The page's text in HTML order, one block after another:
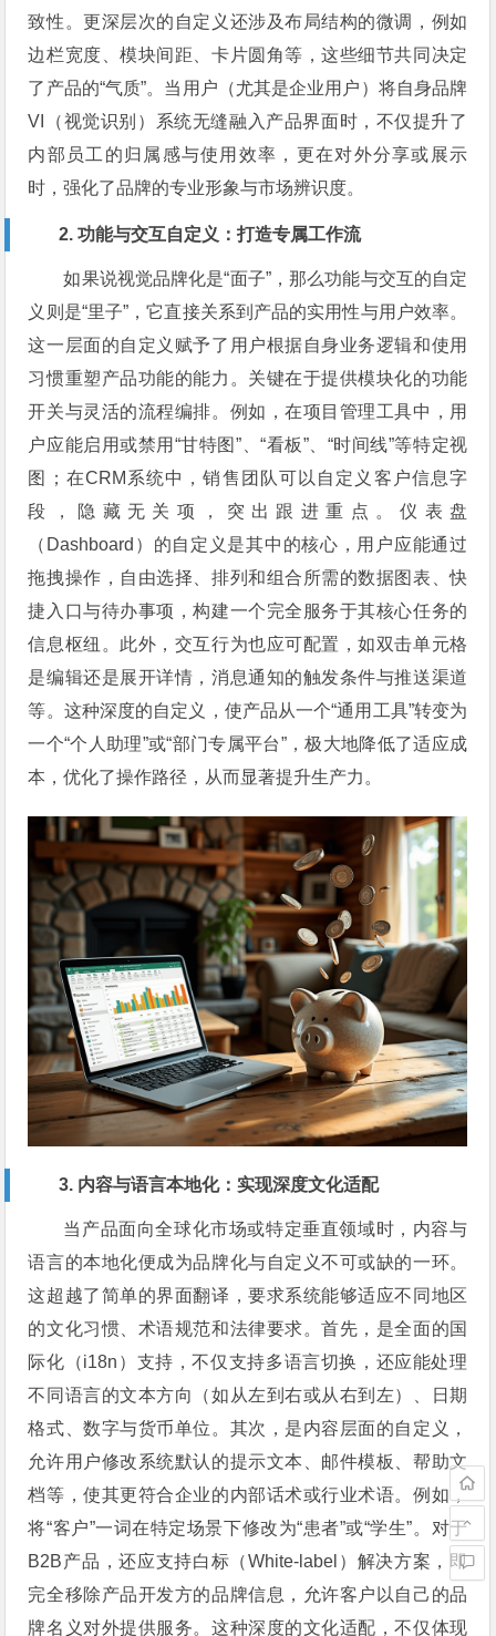
致性。更深层次的自定义还涉及布局结构的微调，例如
边栏宽度、模块间距、卡片圆角等，这些细节共同决定
了产品的“气质”。当用户（尤其是企业用户）将自身品牌
VI（视觉识别）系统无缝融入产品界面时，不仅提升了
内部员工的归属感与使用效率，更在对外分享或展示
时，强化了品牌的专业形象与市场辨识度。
2. 功能与交互自定义：打造专属工作流
如果说视觉品牌化是“面子”，那么功能与交互的自定
义则是“里子”，它直接关系到产品的实用性与用户效率。
这一层面的自定义赋予了用户根据自身业务逻辑和使用
习惯重塑产品功能的能力。关键在于提供模块化的功能
开关与灵活的流程编排。例如，在项目管理工具中，用
户应能启用或禁用“甘特图”、“看板”、“时间线”等特定视
图；在CRM系统中，销售团队可以自定义客户信息字
段，隐藏无关项，突出跟进重点。仪表盘
（Dashboard）的自定义是其中的核心，用户应能通过
拖拽操作，自由选择、排列和组合所需的数据图表、快
捷入口与待办事项，构建一个完全服务于其核心任务的
信息枢纽。此外，交互行为也应可配置，如双击单元格
是编辑还是展开详情，消息通知的触发条件与推送渠道
等。这种深度的自定义，使产品从一个“通用工具”转变为
一个“个人助理”或“部门专属平台”，极大地降低了适应成
本，优化了操作路径，从而显著提升生产力。
3. 内容与语言本地化：实现深度文化适配
当产品面向全球化市场或特定垂直领域时，内容与
语言的本地化便成为品牌化与自定义不可或缺的一环。
这超越了简单的界面翻译，要求系统能够适应不同地区
的文化习惯、术语规范和法律要求。首先，是全面的国
际化（i18n）支持，不仅支持多语言切换，还应能处理
不同语言的文本方向（如从左到右或从右到左）、日期
格式、数字与货币单位。其次，是内容层面的自定义，
允许用户修改系统默认的提示文本、邮件模板、帮助文
档等，使其更符合企业的内部话术或行业术语。例如，
将“客户”一词在特定场景下修改为“患者”或“学生”。对于
B2B产品，还应支持白标（White-label）解决方案，即
完全移除产品开发方的品牌信息，允许客户以自己的品
牌名义对外提供服务。这种深度的文化适配，不仅体现